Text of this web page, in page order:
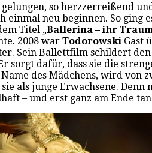
gelungen, so herzzerreißend
einmal neu beginnen. So
Titel „Ballerina – ihr
2008 war Todorowski Gast
Sein Ballettfilm schildert
sorgt dafür, dass sie die
des Mädchens, wird
als junge Erwachsene.
– und erst ganz am Ende